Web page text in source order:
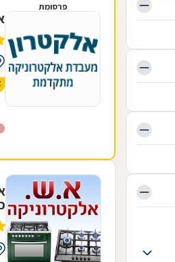
פרסומת